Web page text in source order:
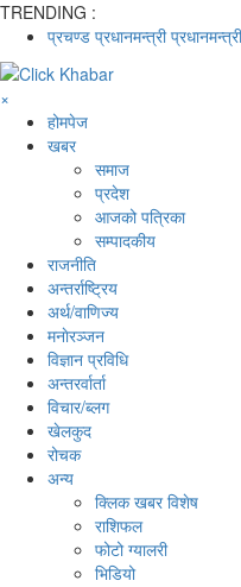
TRENDING :
प्रचण्ड प्रधानमन्त्री
×
होमपेज
खबर
समाज
प्रदेश
आजको पत्रिका
सम्पादकीय
राजनीति
अन्तर्राष्ट्रिय
अर्थ/वाणिज्य
मनाेरञ्जन
विज्ञान प्रविधि
अन्तरर्वार्ता
विचार/ब्लग
खेलकुद
रोचक
अन्य
क्लिक खबर विशेष
राशिफल
फोटो ग्यालरी
भिडियो